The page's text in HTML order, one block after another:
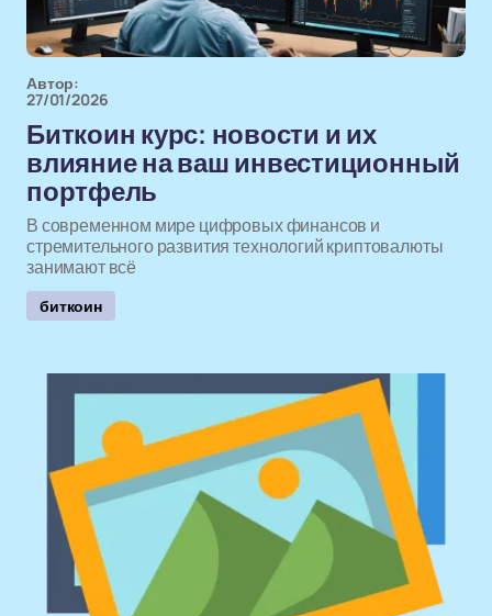
Автор:
27/01/2026
Биткоин курс: новости и их
влияние на ваш инвестиционный
портфель
В современном мире цифровых финансов и
стремительного развития технологий криптовалюты
занимают всё
биткоин